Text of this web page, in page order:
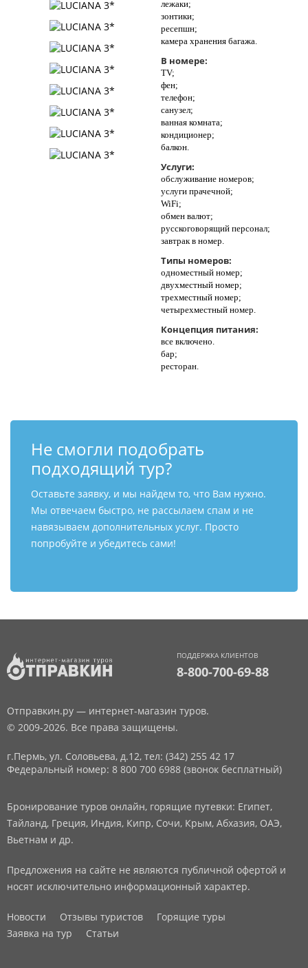
лежаки;
зонтики;
ресепшн;
камера хранения багажа.
В номере:
TV;
фен;
телефон;
санузел;
ванная комната;
кондиционер;
балкон.
Услуги:
обслуживание номеров;
услуги прачечной;
WiFi;
обмен валют;
русскоговорящий персонал;
завтрак в номер.
Типы номеров:
одноместный номер;
двухместный номер;
трехместный номер;
четырехместный номер.
Концепция питания:
все включено.
бар;
ресторан.
Не смогли подобрать
подходящий тур?
Оставьте заявку, и мы найдем то, что Вам нужно.
Мы отвечаем быстро, не рассылаем спам и не
навязываем дополнительных услуг. Просто
попробуйте и убедитесь сами!
ПОДДЕРЖКА КЛИЕНТОВ
8-800-700-69-88
Отправкин.ру — интернет-магазин туров.
© 2009-2026. Все права защищены.
г.Пермь, ул. Соловьева, д.12, тел: (342) 255 42 17
Федеральный номер: 8 800 700 6988 (звонок бесплатный)
Бронирование туров онлайн, горящие путевки: Египет,
Тайланд, Греция, Индия, Кипр, Сочи, Крым, Абхазия, ОАЭ,
Вьетнам и др.
Предложения на сайте не являются публичной офертой и
носят исключительно информационный характер.
Новости Отзывы туристов
Горящие туры
Заявка на тур
Статьи